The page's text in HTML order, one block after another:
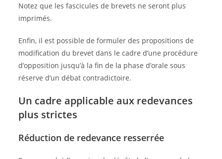
Notez que les fascicules de brevets ne seront plus
imprimés.
Enfin, il est possible de formuler des propositions de
modification du brevet dans le cadre d’une procédure
d’opposition jusqu’à la fin de la phase d’orale sous
réserve d’un débat contradictoire.
Un cadre applicable aux redevances
plus strictes
Réduction de redevance resserrée